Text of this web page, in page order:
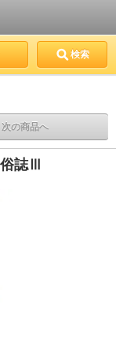
検索
次の商品へ
俗誌Ⅲ